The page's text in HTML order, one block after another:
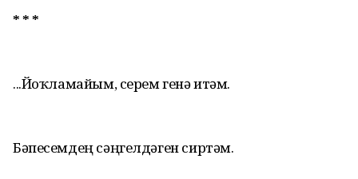
* * *
...Йоҡламайым, серем генә итәм.
Бәпесемдең сәңгелдәген сиртәм.